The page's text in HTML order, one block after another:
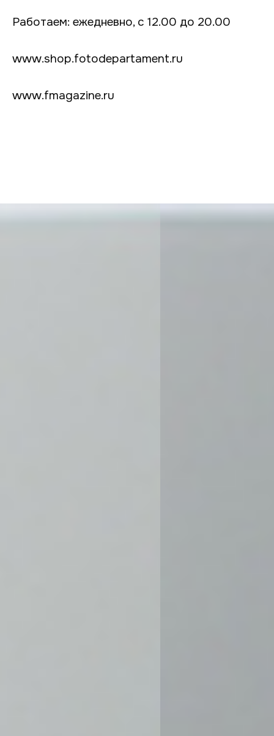
Работаем: ежедневно, с 12.00 до 20.00
www.shop.fotodepartament.ru
www.fmagazine.ru